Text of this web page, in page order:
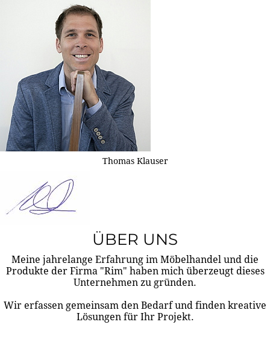
Thomas Klauser
ÜBER UNS
Meine jahrelange Erfahrung im Möbelhandel und die
Produkte der Firma "Rim" haben mich überzeugt dieses
Unternehmen zu gründen.
Wir erfassen gemeinsam den Bedarf und finden kreative
Lösungen für Ihr Projekt.